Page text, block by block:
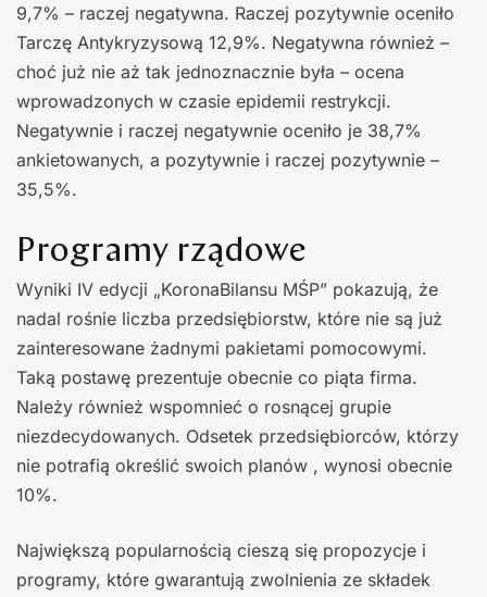
9,7% – raczej negatywna. Raczej pozytywnie oceniło
Tarczę Antykryzysową 12,9%. Negatywna również –
choć już nie aż tak jednoznacznie była – ocena
wprowadzonych w czasie epidemii restrykcji.
Negatywnie i raczej negatywnie oceniło je 38,7%
ankietowanych, a pozytywnie i raczej pozytywnie –
35,5%.
Programy rządowe
Wyniki IV edycji „KoronaBilansu MŚP” pokazują, że
nadal rośnie liczba przedsiębiorstw, które nie są już
zainteresowane żadnymi pakietami pomocowymi.
Taką postawę prezentuje obecnie co piąta firma.
Należy również wspomnieć o rosnącej grupie
niezdecydowanych. Odsetek przedsiębiorców, którzy
nie potrafią określić swoich planów , wynosi obecnie
10%.
Największą popularnością cieszą się propozycje i
programy, które gwarantują zwolnienia ze składek